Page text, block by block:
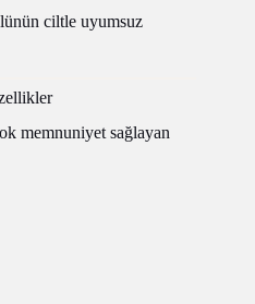
ciltle uyumsuz
memnuniyet sağlayan